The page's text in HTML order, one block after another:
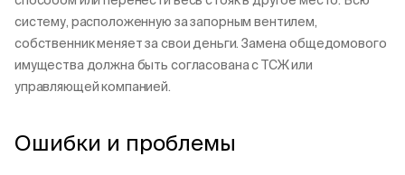
систему, расположенную за запорным вентилем,
собственник меняет за свои деньги. Замена общедомового
имущества должна быть согласована с ТСЖ или
управляющей компанией.
Ошибки и проблемы